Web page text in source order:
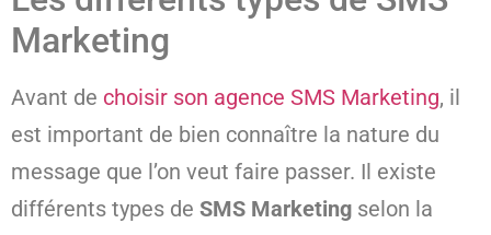
Marketing
Avant de choisir son agence SMS Marketing, il
est important de bien connaître la nature du
message que l’on veut faire passer. Il existe
différents types de SMS Marketing selon la